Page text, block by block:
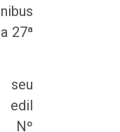
27ª
Nº